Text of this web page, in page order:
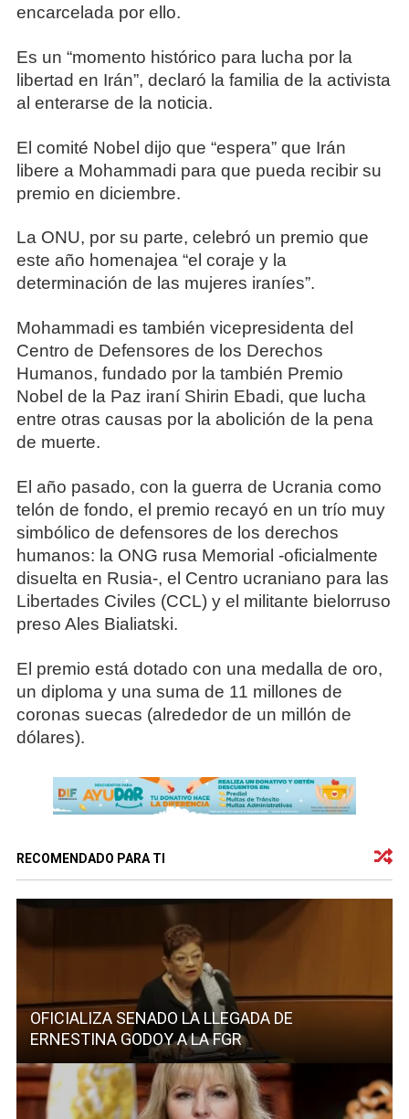
encarcelada por ello.
Es un “momento histórico para lucha por la
libertad en Irán”, declaró la familia de la activista
al enterarse de la noticia.
El comité Nobel dijo que “espera” que Irán
libere a Mohammadi para que pueda recibir su
premio en diciembre.
La ONU, por su parte, celebró un premio que
este año homenajea “el coraje y la
determinación de las mujeres iraníes”.
Mohammadi es también vicepresidenta del
Centro de Defensores de los Derechos
Humanos, fundado por la también Premio
Nobel de la Paz iraní Shirin Ebadi, que lucha
entre otras causas por la abolición de la pena
de muerte.
El año pasado, con la guerra de Ucrania como
telón de fondo, el premio recayó en un trío muy
simbólico de defensores de los derechos
humanos: la ONG rusa Memorial -oficialmente
disuelta en Rusia-, el Centro ucraniano para las
Libertades Civiles (CCL) y el militante bielorruso
preso Ales Bialiatski.
El premio está dotado con una medalla de oro,
un diploma y una suma de 11 millones de
coronas suecas (alrededor de un millón de
dólares).
RECOMENDADO PARA TI
OFICIALIZA SENADO LA LLEGADA DE
ERNESTINA GODOY A LA FGR